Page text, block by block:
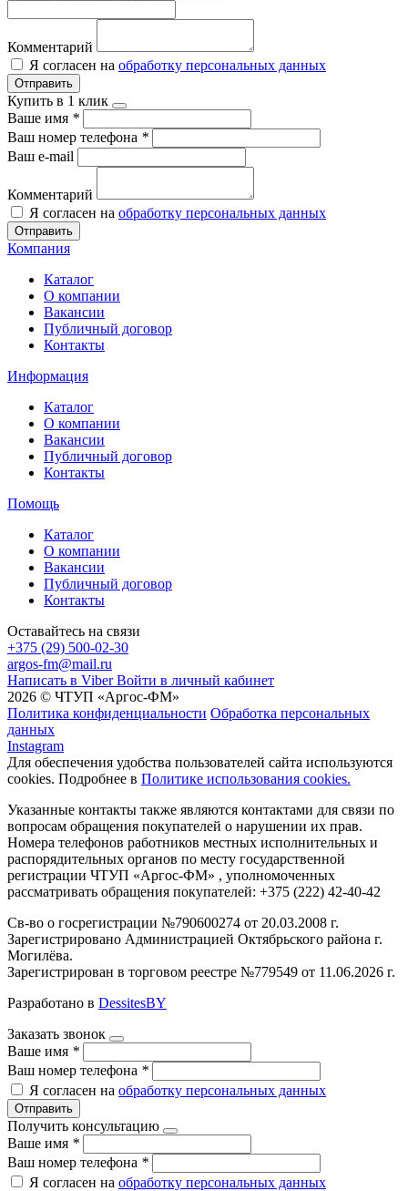
Комментарий
Я согласен на обработку персональных данных
Отправить
Купить в 1 клик
Ваше имя *
Ваш номер телефона *
Ваш e-mail
Комментарий
Я согласен на обработку персональных данных
Отправить
Компания
Каталог
О компании
Вакансии
Публичный договор
Контакты
Информация
Каталог
О компании
Вакансии
Публичный договор
Контакты
Помощь
Каталог
О компании
Вакансии
Публичный договор
Контакты
Оставайтесь на связи
+375 (29) 500-02-30
argos-fm@mail.ru
Написать в Viber Войти в личный кабинет
2026 © ЧТУП «Аргос-ФМ»
Политика конфиденциальности Обработка персональных
данных
Instagram
Для обеспечения удобства пользователей сайта используются
cookies. Подробнее в Политике использования cookies.
Указанные контакты также являются контактами для связи по
вопросам обращения покупателей о нарушении их прав.
Номера телефонов работников местных исполнительных и
распорядительных органов по месту государственной
регистрации ЧТУП «Аргос-ФМ» , уполномоченных
рассматривать обращения покупателей: +375 (222) 42-40-42
Св-во о госрегистрации №790600274 от 20.03.2008 г.
Зарегистрировано Администрацией Октябрьского района г.
Могилёва.
Зарегистрирован в торговом реестре №779549 от 11.06.2026 г.
Разработано в DessitesBY
Заказать звонок
Ваше имя *
Ваш номер телефона *
Я согласен на обработку персональных данных
Отправить
Получить консультацию
Ваше имя *
Ваш номер телефона *
Я согласен на обработку персональных данных